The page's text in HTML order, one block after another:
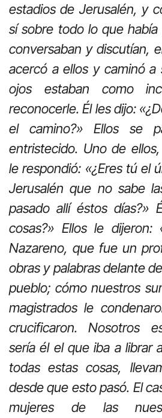
estadios de Jerusalén, y
sí sobre todo lo que
conversaban y discutían,
acercó a ellos y caminó a
ojos estaban como
reconocerle. Él les dijo:
el camino?» Ellos se
entristecido. Uno de
le respondió: «¿Eres tú el
Jerusalén que no sabe
pasado allí éstos días?»
cosas?» Ellos le
Nazareno, que fue un
obras y palabras delante
pueblo; cómo nuestros
magistrados le
crucificaron. Nosotros
sería él el que iba a librar
todas estas cosas,
desde que esto pasó. El
mujeres de las